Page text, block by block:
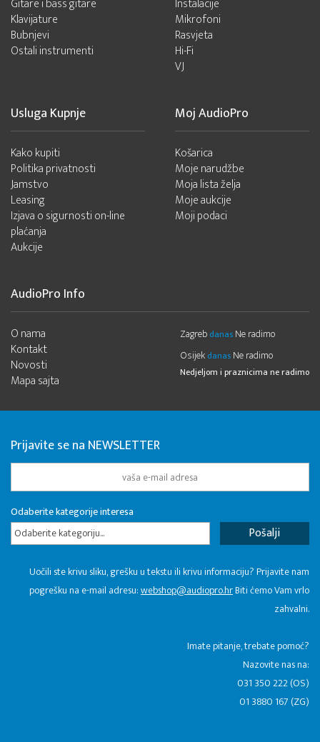
Gitare i bass gitare
Klavijature
Bubnjevi
Ostali instrumenti
Instalacije
Mikrofoni
Rasvjeta
Hi-Fi
VJ
Usluga Kupnje
Kako kupiti
Politika privatnosti
Jamstvo
Leasing
Izjava o sigurnosti on-line
plaćanja
Aukcije
Moj AudioPro
Košarica
Moje narudžbe
Moja lista želja
Moje aukcije
Moji podaci
AudioPro Info
O nama
Kontakt
Novosti
Mapa sajta
Zagreb danas Ne radimo
Osijek danas Ne radimo
Nedjeljom i praznicima ne radimo
Prijavite se na NEWSLETTER
Odaberite kategorije interesa
Odaberite kategoriju...
Uočili ste krivu sliku, grešku u tekstu ili krivu informaciju? Prijavite nam
pogrešku na e-mail adresu:webshop@audiopro.hrBiti ćemo Vam vrlo
zahvalni.
​Imate pitanje, trebate pomoć?
Nazovite nas na:
031 350 222 (OS)
01 3880 167 (ZG)